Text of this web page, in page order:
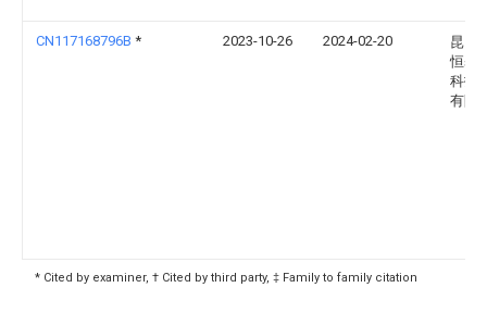
CN117168796B * 2023-10-26 2024-02-20
昆山
恒基
科技
有限
* Cited by examiner, † Cited by third party, ‡ Family to family citation